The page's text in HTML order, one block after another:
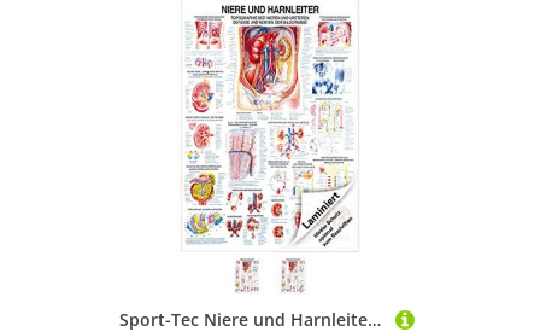
Sport-Tec Niere und Harnleiter Lehrtafel Anatomie 100x70 cm medizinische Lehrmittel